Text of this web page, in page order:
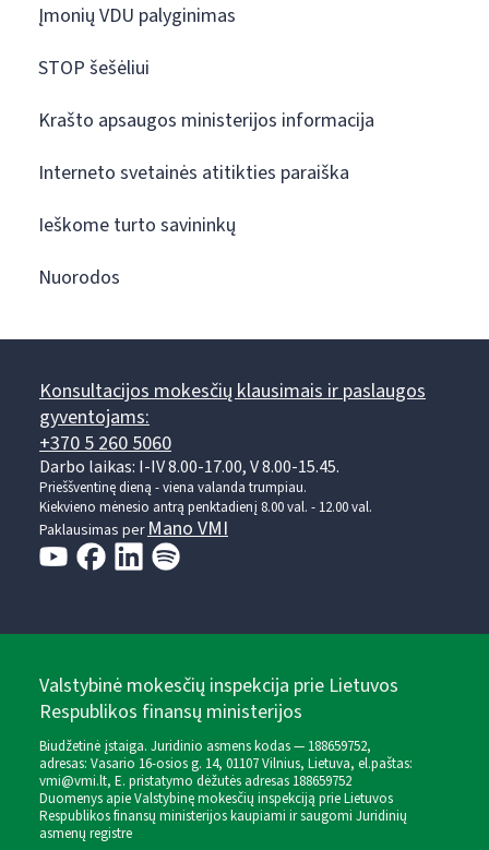
Įmonių VDU palyginimas
STOP šešėliui
Krašto apsaugos ministerijos informacija
Interneto svetainės atitikties paraiška
Ieškome turto savininkų
Nuorodos
Konsultacijos mokesčių klausimais ir paslaugos
gyventojams:
+370 5 260 5060
Darbo laikas: I-IV 8.00-17.00, V 8.00-15.45.
Prieššventinę dieną - viena valanda trumpiau.
Kiekvieno mėnesio antrą penktadienį 8.00 val. - 12.00 val.
Paklausimas perMano VMI
Valstybinė mokesčių inspekcija prie Lietuvos
Respublikos finansų ministerijos
Biudžetinė įstaiga. Juridinio asmens kodas — 188659752,
adresas: Vasario 16-osios g. 14, 01107 Vilnius, Lietuva, el.paštas:
vmi@vmi.lt, E. pristatymo dėžutės adresas 188659752
Duomenys apie Valstybinę mokesčių inspekciją prie Lietuvos
Respublikos finansų ministerijos kaupiami ir saugomi Juridinių
asmenų registre